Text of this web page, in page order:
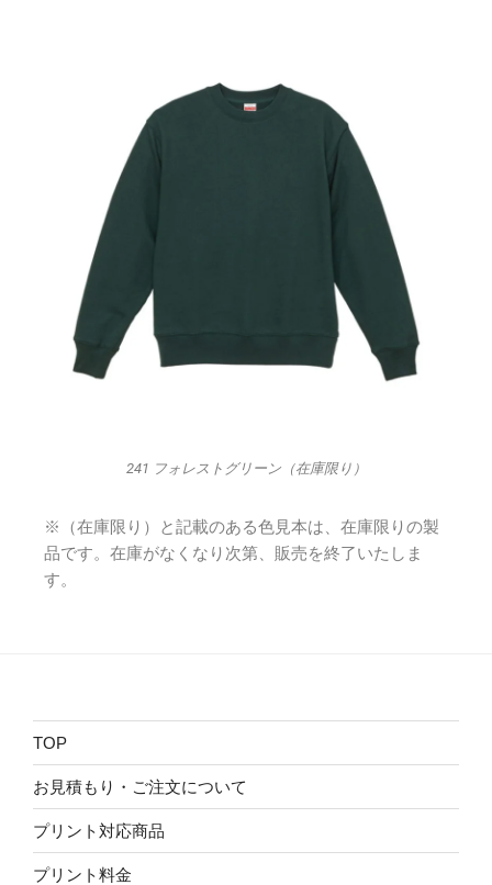
241 フォレストグリーン（在庫限り）
※（在庫限り）と記載のある色見本は、在庫限りの製
品です。在庫がなくなり次第、販売を終了いたしま
す。
TOP
お見積もり・ご注文について
プリント対応商品
プリント料金